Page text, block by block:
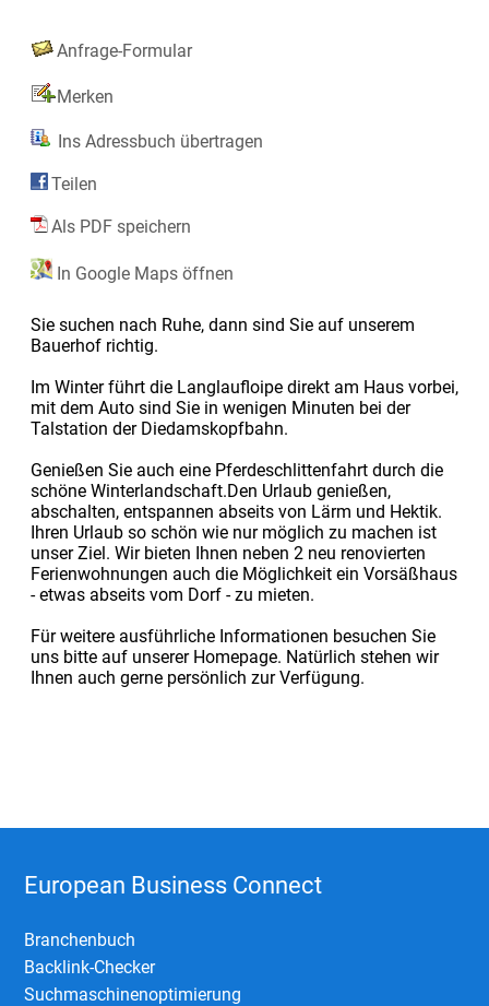
Anfrage-Formular
Merken
Ins Adressbuch übertragen
Teilen
Als PDF speichern
In Google Maps öffnen
Sie suchen nach Ruhe, dann sind Sie auf unserem
Bauerhof richtig.
Im Winter führt die Langlaufloipe direkt am Haus vorbei,
mit dem Auto sind Sie in wenigen Minuten bei der
Talstation der Diedamskopfbahn.
Genießen Sie auch eine Pferdeschlittenfahrt durch die
schöne Winterlandschaft.Den Urlaub genießen,
abschalten, entspannen abseits von Lärm und Hektik.
Ihren Urlaub so schön wie nur möglich zu machen ist
unser Ziel. Wir bieten Ihnen neben 2 neu renovierten
Ferienwohnungen auch die Möglichkeit ein Vorsäßhaus
- etwas abseits vom Dorf - zu mieten.
Für weitere ausführliche Informationen besuchen Sie
uns bitte auf unserer Homepage. Natürlich stehen wir
Ihnen auch gerne persönlich zur Verfügung.
European Business Connect
Branchenbuch
Backlink-Checker
Suchmaschinenoptimierung